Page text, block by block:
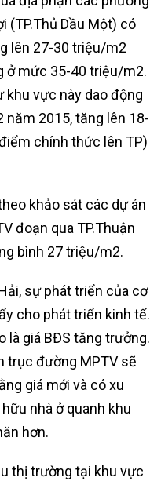
(TP.Thủ Dầu Một) có
lên 27-30 triệu/m2
ở mức 35-40 triệu/m2.
khu vực này dao động
2015, tăng lên 18-
chính thức lên TP)
khảo sát các dự án
đoạn qua TP.Thuận
bình 27 triệu/m2.
sự phát triển của cơ
cho phát triển kinh tế.
là giá BĐS tăng trưởng.
trục đường MPTV sẽ
giá mới và có xu
nhà ở quanh khu
hơn.
thị trường tại khu vực